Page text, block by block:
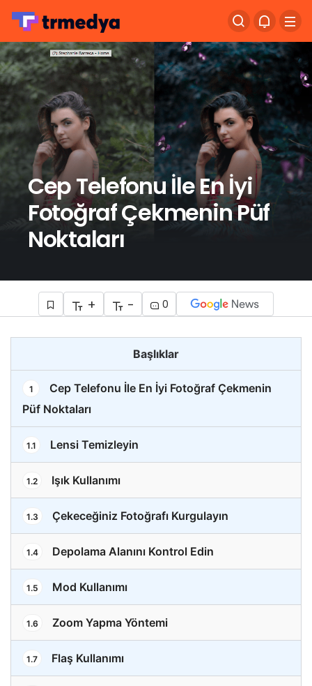
Cep Telefonu İle En İyi
Fotoğraf Çekmenin Püf
Noktaları
+ - 0
Başlıklar
1
Cep Telefonu İle En İyi Fotoğraf Çekmenin
Püf Noktaları
1.1 Lensi Temizleyin
1.2 Işık Kullanımı
1.3 Çekeceğiniz Fotoğrafı Kurgulayın
1.4 Depolama Alanını Kontrol Edin
1.5 Mod Kullanımı
1.6 Zoom Yapma Yöntemi
1.7 Flaş Kullanımı